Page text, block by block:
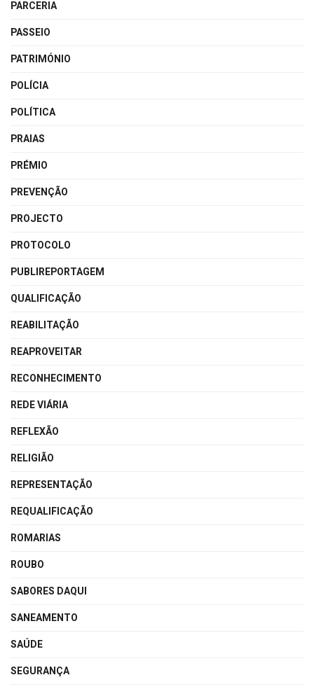
PARCERIA
PASSEIO
PATRIMÓNIO
POLÍCIA
POLÍTICA
PRAIAS
PRÉMIO
PREVENÇÃO
PROJECTO
PROTOCOLO
PUBLIREPORTAGEM
QUALIFICAÇÃO
REABILITAÇÃO
REAPROVEITAR
RECONHECIMENTO
REDE VIÁRIA
REFLEXÃO
RELIGIÃO
REPRESENTAÇÃO
REQUALIFICAÇÃO
ROMARIAS
ROUBO
SABORES DAQUI
SANEAMENTO
SAÚDE
SEGURANÇA